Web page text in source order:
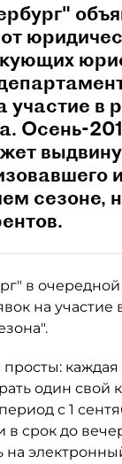
участие в
Осень-
сезоне,
в очередной
на участие
один свой
с 1
в срок до
на